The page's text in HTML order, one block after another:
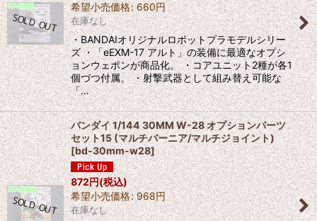
希望小売価格: 660円
在庫なし
・BANDAIオリジナルロボットプラモデルシリー
ズ ・「eEXM-17 アルト」の装備に最適なオプシ
ョンウェポンが商品化。 ・コアユニット2種が各1
個づつ付属。 ・射撃武器として組み替え可能な
「…
バンダイ 1/144 30MM W-28 オプションパーツ
セット15 (マルチバーニア/マルチジョイント)
[bd-30mm-w28]
872円(税込)
希望小売価格: 968円
在庫なし